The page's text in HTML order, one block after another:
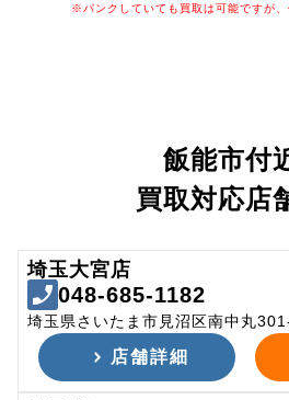
※パンクしていても買取は可能ですが、
飯能市付
買取対応店
埼玉大宮店
048-685-1182
埼玉県さいたま市見沼区南中丸
店舗詳細